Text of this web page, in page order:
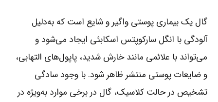
گال یک بیماری پوستی واگیر و شایع است که به‌دلیل
آلودگی با انگل سارکوپتس اسکابئی ایجاد می‌شود و
می‌تواند با علائمی مانند خارش شدید، پاپول‌های التهابی،
و ضایعات پوستی منتشر ظاهر شود. با وجود سادگی
تشخیص در حالت کلاسیک، گال در برخی موارد به‌ویژه در